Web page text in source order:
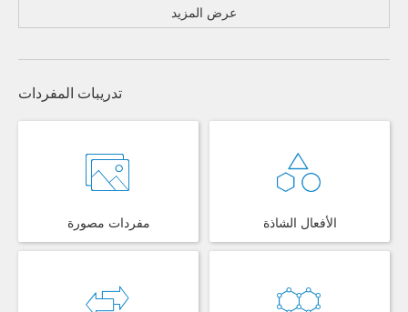
عرض المزيد
تدريبات المفردات
مفردات مصورة الأفعال الشاذة